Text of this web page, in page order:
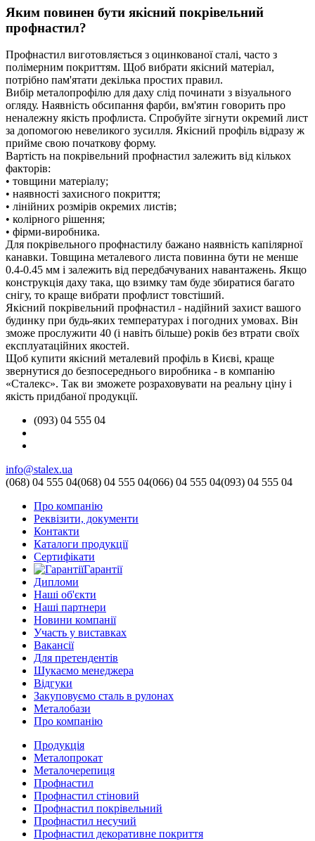
Яким повинен бути якісний покрівельний
профнастил?
Профнастил виготовляється з оцинкованої сталі, часто з
полімерним покриттям. Щоб вибрати якісний матеріал,
потрібно пам'ятати декілька простих правил.
Вибір металопрофілю для даху слід починати з візуального
огляду. Наявність обсипання фарби, вм'ятин говорить про
неналежну якість профлиста. Спробуйте зігнути окремий лист
за допомогою невеликого зусилля. Якісний профіль відразу ж
прийме свою початкову форму.
Вартість на покрівельний профнастил залежить від кількох
факторів:
• товщини матеріалу;
• наявності захисного покриття;
• лінійних розмірів окремих листів;
• колірного рішення;
• фірми-виробника.
Для покрівельного профнастилу бажано наявність капілярної
канавки. Товщина металевого листа повинна бути не менше
0.4-0.45 мм і залежить від передбачуваних навантажень. Якщо
конструкція даху така, що взимку там буде збиратися багато
снігу, то краще вибрати профлист товстіший.
Якісний покрівельний профнастил - надійний захист вашого
будинку при будь-яких температурах і погодних умовах. Він
зможе прослужити 40 (і навіть більше) років без втрати своїх
експлуатаційних якостей.
Щоб купити якісний металевий профіль в Києві, краще
звернутися до безпосереднього виробника - в компанію
«Сталекс». Так ви зможете розраховувати на реальну ціну і
якість придбаної продукції.
(093) 04 555 04
info@stalex.ua
(068) 04 555 04(068) 04 555 04(066) 04 555 04(093) 04 555 04
Про компанію
Реквізити, документи
Контакти
Каталоги продукції
Сертифікати
Гарантії
Дипломи
Наші об'єкти
Наші партнери
Новини компанії
Участь у виставках
Вакансії
Для претендентів
Шукаємо менеджера
Відгуки
Закуповуємо сталь в рулонах
Металобази
Про компанію
Продукція
Металопрокат
Металочерепиця
Профнастил
Профнастил стіновий
Профнастил покрівельний
Профнастил несучий
Профнастил декоративне покриття